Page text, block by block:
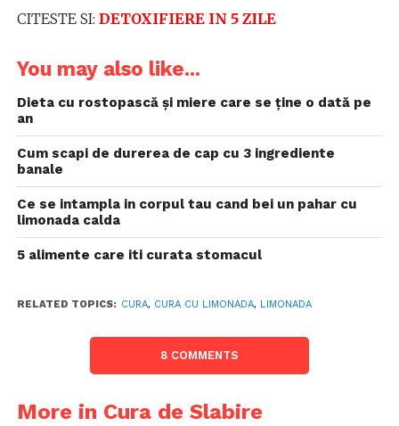
CITESTE SI: DETOXIFIERE IN 5 ZILE
You may also like...
Dieta cu rostopască și miere care se ține o dată pe
an
Cum scapi de durerea de cap cu 3 ingrediente
banale
Ce se intampla in corpul tau cand bei un pahar cu
limonada calda
5 alimente care iti curata stomacul
RELATED TOPICS: CURA, CURA CU LIMONADA, LIMONADA
8 COMMENTS
More in Cura de Slabire